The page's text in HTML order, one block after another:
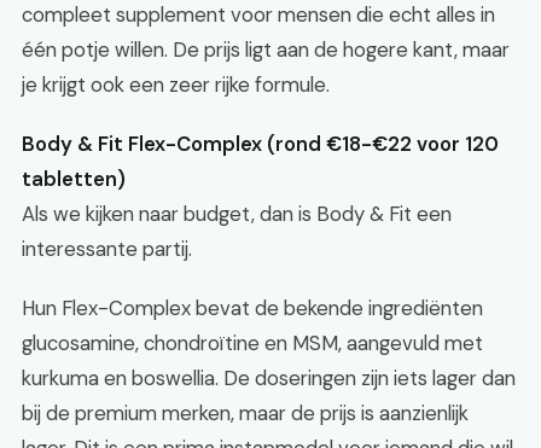
compleet supplement voor mensen die echt alles in
één potje willen. De prijs ligt aan de hogere kant, maar
je krijgt ook een zeer rijke formule.
Body & Fit Flex-Complex (rond €18-€22 voor 120
tabletten)
Als we kijken naar budget, dan is Body & Fit een
interessante partij.
Hun Flex-Complex bevat de bekende ingrediënten
glucosamine, chondroïtine en MSM, aangevuld met
kurkuma en boswellia. De doseringen zijn iets lager dan
bij de premium merken, maar de prijs is aanzienlijk